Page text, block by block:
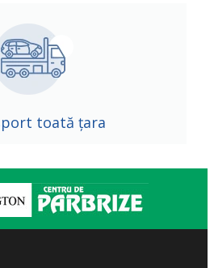
toată țara